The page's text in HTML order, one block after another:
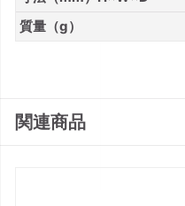
質量（g）
関連商品